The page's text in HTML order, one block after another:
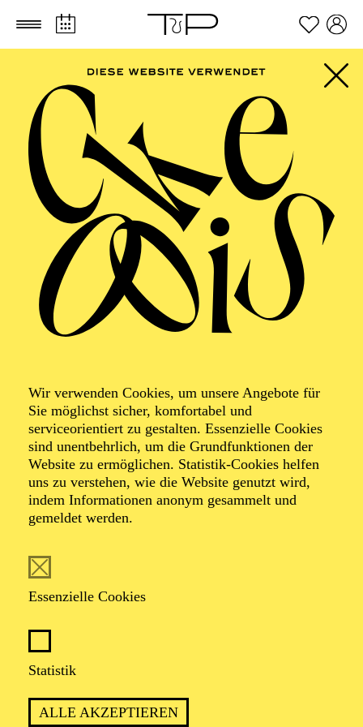
Zum Hauptinhalt springen Zum Footer springen
Wir verwenden Cookies, um unsere Angebote für
Sie möglichst sicher, komfortabel und
serviceorientiert zu gestalten. Essenzielle Cookies
sind unentbehrlich, um die Grundfunktionen der
Website zu ermöglichen. Statistik-Cookies helfen
uns zu verstehen, wie die Website genutzt wird,
indem Informationen anonym gesammelt und
gemeldet werden.
Essenzielle Cookies
Statistik
ALLE AKZEPTIEREN
Foto: Johan Sandberg
Ines Krug
Schauspiel-Ensemble
Studium der Anglistik und Romanistik, das sie bis zur
ihre Schauspielausbildung an der Otto-Falckenberg-
Städtische Bühnen Bielefeld, Stadttheater Konstanz,
Theater der Stadt Heidelberg und Theater Krefeld